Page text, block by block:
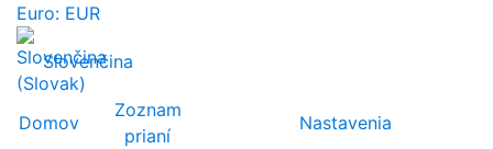
Euro: EUR
Slovenčina
Domov
Zoznam
prianí
Nastavenia